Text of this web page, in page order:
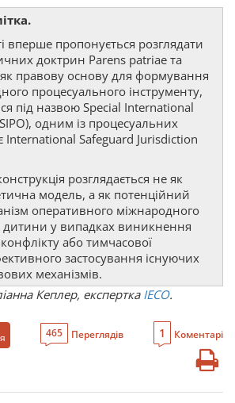
вперше пропонується розглядати
доктрин Parens patriae та
правову основу для формування
процесуального інструменту,
під назвою Special International
одним із процесуальних
International Safeguard Jurisdiction
розглядається не як
модель, а як потенційний
оперативного міжнародного
дитини у випадках виникнення
або тимчасової
застосування існуючих
механізмів.
Кеплер, експертка IECO.
465 Переглядів 1 Коментарі